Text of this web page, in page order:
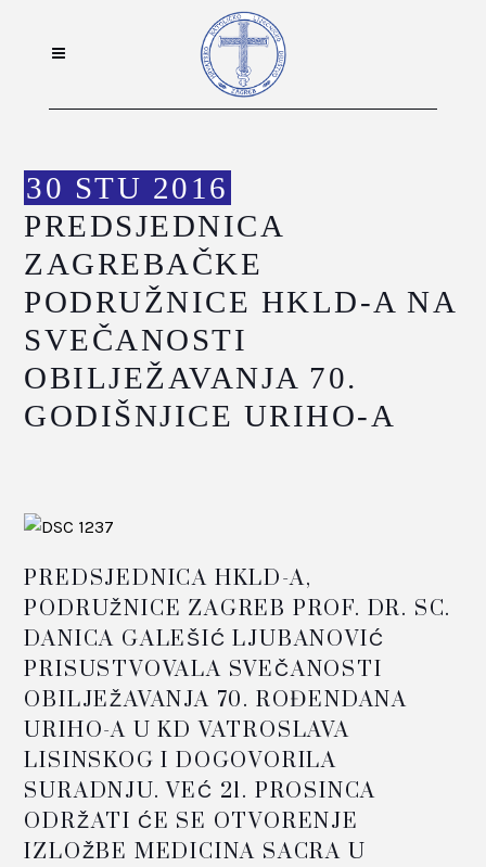
30 STU 2016
PREDSJEDNICA
ZAGREBAČKE
PODRUŽNICE HKLD-A NA
SVEČANOSTI
OBILJEŽAVANJA 70.
GODIŠNJICE URIHO-A
PREDSJEDNICA HKLD-A,
PODRUŽNICE ZAGREB PROF. DR. SC.
DANICA GALEŠIĆ LJUBANOVIĆ
PRISUSTVOVALA SVEČANOSTI
OBILJEŽAVANJA 70. ROĐENDANA
URIHO-A U KD VATROSLAVA
LISINSKOG I DOGOVORILA
SURADNJU. VEĆ 21. PROSINCA
ODRŽATI ĆE SE OTVORENJE
IZLOŽBE MEDICINA SACRA U